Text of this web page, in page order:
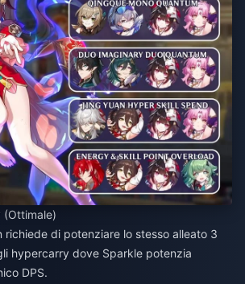
(Ottimale)
richiede di potenziare lo stesso alleato 3
hypercarry dove Sparkle potenzia
DPS.